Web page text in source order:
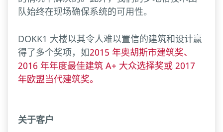
队始终在现场确保系统的可用性。
DOKK1 大楼以其令人难以置信的建筑和设计赢
得了多个奖项，如2015 年奥胡斯市建筑奖、
2016 年年度最佳建筑 A+ 大众选择奖或 2017
年欧盟当代建筑奖。
关于客户